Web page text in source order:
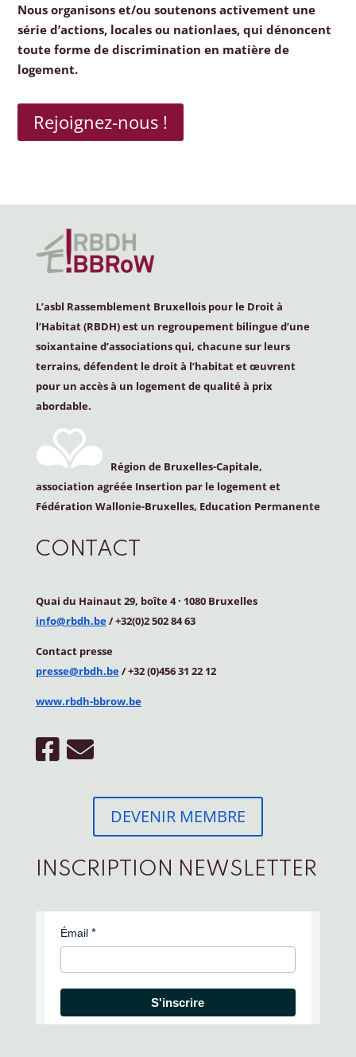
Nous organisons et/ou soutenons activement une
série d’actions, locales ou nationlaes, qui dénoncent
toute forme de discrimination en matière de
logement.
Rejoignez-nous !
L’asbl Rassemblement Bruxellois pour le Droit à
l’Habitat (RBDH) est un regroupement bilingue d’une
soixantaine d’associations qui, chacune sur leurs
terrains, défendent le droit à l’habitat et œuvrent
pour un accès à un logement de qualité à prix
abordable.
Région de Bruxelles-Capitale,
association agréée Insertion par le logement et
Fédération Wallonie-Bruxelles, Education Permanente
CONTACT
Quai du Hainaut 29, boîte 4· 1080 Bruxelles
info@rbdh.be/ +32(0)2 502 84 63
Contact presse
presse@rbdh.be/ +32 (0)456 31 22 12
www.rbdh-bbrow.be
DEVENIR MEMBRE
INSCRIPTION NEWSLETTER
Émail
S'inscrire